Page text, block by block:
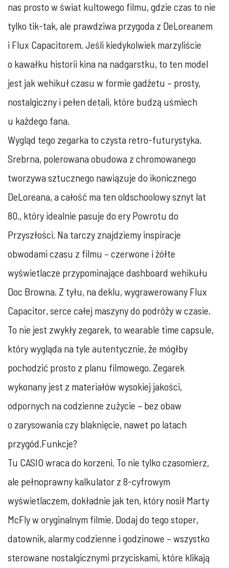
nas prosto w świat kultowego filmu, gdzie czas to nie
tylko tik-tak, ale prawdziwa przygoda z DeLoreanem
i Flux Capacitorem. Jeśli kiedykolwiek marzyliście
o kawałku historii kina na nadgarstku, to ten model
jest jak wehikuł czasu w formie gadżetu – prosty,
nostalgiczny i pełen detali, które budzą uśmiech
u każdego fana.
Wygląd tego zegarka to czysta retro-futurystyka.
Srebrna, polerowana obudowa z chromowanego
tworzywa sztucznego nawiązuje do ikonicznego
DeLoreana, a całość ma ten oldschoolowy sznyt lat
80., który idealnie pasuje do ery Powrotu do
Przyszłości. Na tarczy znajdziemy inspiracje
obwodami czasu z filmu – czerwone i żółte
wyświetlacze przypominające dashboard wehikułu
Doc Browna. Z tyłu, na deklu, wygrawerowany Flux
Capacitor, serce całej maszyny do podróży w czasie.
To nie jest zwykły zegarek, to wearable time capsule,
który wygląda na tyle autentycznie, że mógłby
pochodzić prosto z planu filmowego. Zegarek
wykonany jest z materiałów wysokiej jakości,
odpornych na codzienne zużycie – bez obaw
o zarysowania czy blaknięcie, nawet po latach
przygód.Funkcje?
Tu CASIO wraca do korzeni. To nie tylko czasomierz,
ale pełnoprawny kalkulator z 8-cyfrowym
wyświetlaczem, dokładnie jak ten, który nosił Marty
McFly w oryginalnym filmie. Dodaj do tego stoper,
datownik, alarmy codzienne i godzinowe – wszystko
sterowane nostalgicznymi przyciskami, które klikają